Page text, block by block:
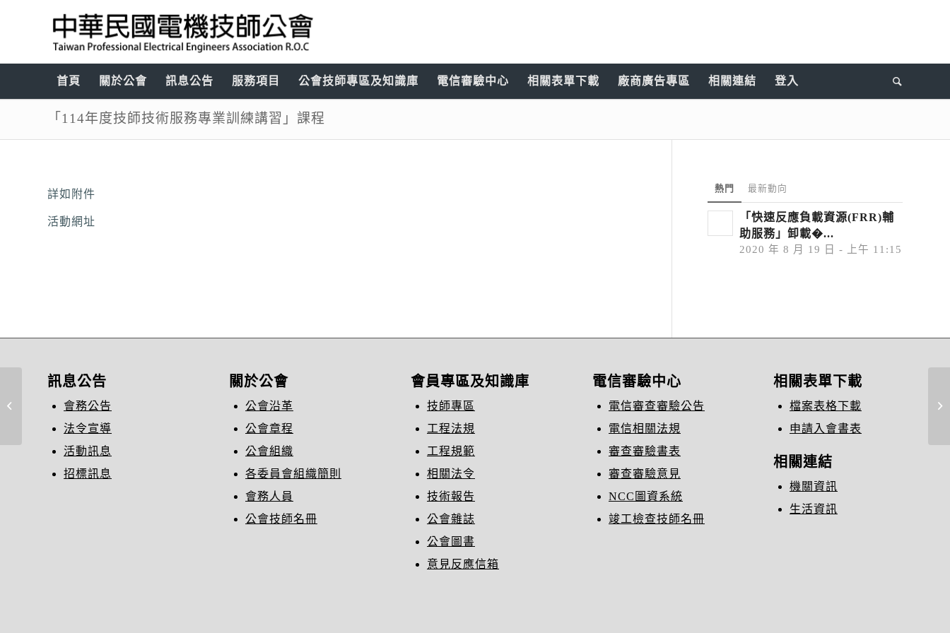
首頁 關於公會 訊息公告 服務項目 公會技師專區及知識庫 電信審驗中心 相關表單下載 廠商廣告專區 相關連結 登入
「114年度技師技術服務專業訓練講習」課程
詳如附件
活動網址
熱門 最新動向
「快速反應負載資源(FRR)輔
助服務」卸載�...
2020 年 8 月 19 日 - 上午 11:15
訊息公告
會務公告
法令宣導
活動訊息
招標訊息
關於公會
公會沿革
公會章程
公會組織
各委員會組織簡則
會務人員
公會技師名冊
會員專區及知識庫
技師專區
工程法規
工程規範
相關法令
技術報告
公會雜誌
公會圖書
意見反應信箱
電信審驗中心
電信審查審驗公告
電信相關法規
審查審驗書表
審查審驗意見
NCC圖資系統
竣工檢查技師名冊
相關表單下載
檔案表格下載
申請入會書表
相關連結
機關資訊
生活資訊
2025.2.17 內政部 (為維護供公眾使
用之百貨公司（百貨商場...